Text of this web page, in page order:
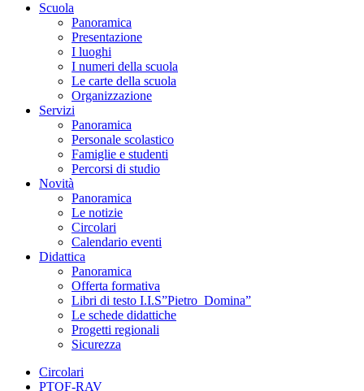
Scuola
Panoramica
Presentazione
I luoghi
I numeri della scuola
Le carte della scuola
Organizzazione
Servizi
Panoramica
Personale scolastico
Famiglie e studenti
Percorsi di studio
Novità
Panoramica
Le notizie
Circolari
Calendario eventi
Didattica
Panoramica
Offerta formativa
Libri di testo I.I.S”Pietro_Domina”
Le schede didattiche
Progetti regionali
Sicurezza
Circolari
PTOF-RAV